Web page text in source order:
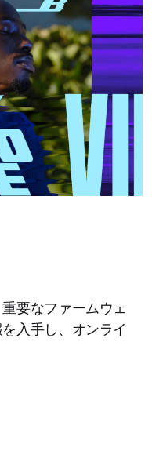
要なファームウェ
入手し、オンライ